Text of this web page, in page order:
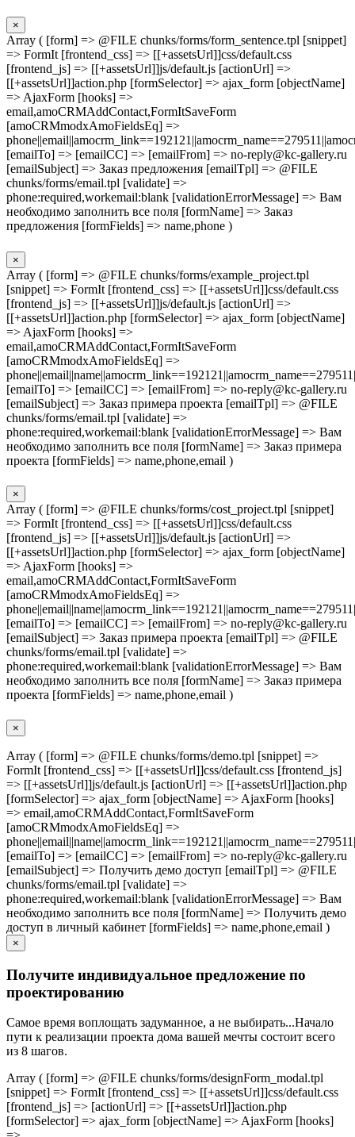
×
Array ( [form] => @FILE chunks/forms/form_sentence.tpl [snippet]
=> FormIt [frontend_css] => [[+assetsUrl]]css/default.css
[frontend_js] => [[+assetsUrl]]js/default.js [actionUrl] =>
[[+assetsUrl]]action.php [formSelector] => ajax_form [objectName]
=> AjaxForm [hooks] =>
email,amoCRMAddContact,FormItSaveForm
[amoCRMmodxAmoFieldsEq] =>
[emailTo] => [emailCC] => [emailFrom] => no-reply@kc-gallery.ru
[emailSubject] => Заказ предложения [emailTpl] => @FILE
chunks/forms/email.tpl [validate] =>
phone:required,workemail:blank [validationErrorMessage] => Вам
необходимо заполнить все поля [formName] => Заказ
предложения [formFields] => name,phone )
×
Array ( [form] => @FILE chunks/forms/example_project.tpl
[snippet] => FormIt [frontend_css] => [[+assetsUrl]]css/default.css
[frontend_js] => [[+assetsUrl]]js/default.js [actionUrl] =>
[[+assetsUrl]]action.php [formSelector] => ajax_form [objectName]
=> AjaxForm [hooks] =>
email,amoCRMAddContact,FormItSaveForm
[amoCRMmodxAmoFieldsEq] =>
[emailTo] => [emailCC] => [emailFrom] => no-reply@kc-gallery.ru
[emailSubject] => Заказ примера проекта [emailTpl] => @FILE
chunks/forms/email.tpl [validate] =>
phone:required,workemail:blank [validationErrorMessage] => Вам
необходимо заполнить все поля [formName] => Заказ примера
проекта [formFields] => name,phone,email )
×
Array ( [form] => @FILE chunks/forms/cost_project.tpl [snippet]
=> FormIt [frontend_css] => [[+assetsUrl]]css/default.css
[frontend_js] => [[+assetsUrl]]js/default.js [actionUrl] =>
[[+assetsUrl]]action.php [formSelector] => ajax_form [objectName]
=> AjaxForm [hooks] =>
email,amoCRMAddContact,FormItSaveForm
[amoCRMmodxAmoFieldsEq] =>
[emailTo] => [emailCC] => [emailFrom] => no-reply@kc-gallery.ru
[emailSubject] => Заказ примера проекта [emailTpl] => @FILE
chunks/forms/email.tpl [validate] =>
phone:required,workemail:blank [validationErrorMessage] => Вам
необходимо заполнить все поля [formName] => Заказ примера
проекта [formFields] => name,phone,email )
×
Array ( [form] => @FILE chunks/forms/demo.tpl [snippet] =>
FormIt [frontend_css] => [[+assetsUrl]]css/default.css [frontend_js]
=> [[+assetsUrl]]js/default.js [actionUrl] => [[+assetsUrl]]action.php
[formSelector] => ajax_form [objectName] => AjaxForm [hooks]
=> email,amoCRMAddContact,FormItSaveForm
[amoCRMmodxAmoFieldsEq] =>
[emailTo] => [emailCC] => [emailFrom] => no-reply@kc-gallery.ru
[emailSubject] => Получить демо доступ [emailTpl] => @FILE
chunks/forms/email.tpl [validate] =>
phone:required,workemail:blank [validationErrorMessage] => Вам
необходимо заполнить все поля [formName] => Получить демо
доступ в личный кабинет [formFields] => name,phone,email )
×
Получите индивидуальное предложение по
проектированию
Самое время воплощать задуманное, а не выбирать...Начало
пути к реализации проекта дома вашей мечты состоит всего
из 8 шагов.
Array ( [form] => @FILE chunks/forms/designForm_modal.tpl
[snippet] => FormIt [frontend_css] => [[+assetsUrl]]css/default.css
[frontend_js] => [actionUrl] => [[+assetsUrl]]action.php
[formSelector] => ajax_form [objectName] => AjaxForm [hooks]